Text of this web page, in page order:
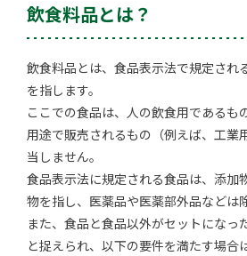
飲食料品とは？
飲食料品とは、食品表示法で規定され
を指します。
ここでの食品は、人の飲食用であるも
用途で販売されるもの（例えば、工業
当しません。
食品表示法に規定される食品は、添加
物を指し、医薬品や医薬部外品などは
また、食品と食品以外がセットになっ
と捉えられ、以下の要件を満たす場合